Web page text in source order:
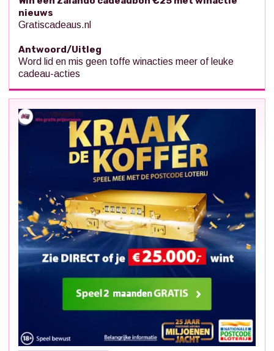
nieuws
Gratiscadeaus.nl
Antwoord/Uitleg
Word lid en mis geen toffe winacties meer of leuke
cadeau-acties